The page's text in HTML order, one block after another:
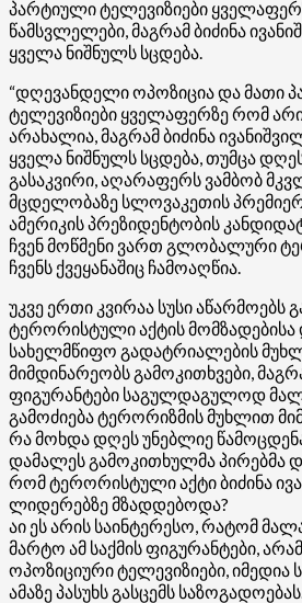
პარტიული ტელევიზიები
წამსვლელები, მაგრამ ბიძინა
ყველა ნიშნულს სცდება.
“დღევანდელი ოპოზიცია და მათი
ტელევიზიები ყველაფერზე რომ
არახალია, მაგრამ ბიძინა
ყველა ნიშნულს სცდება, თუმცა
გასაკვირი, აღარაფერს ვამბობ
მცდელობაზე სლოვაკეთის
ამერიკის პრეზიდენტობის
ჩვენ მოწმენი ვართ გლობალური
ჩვენს ქვეყანაშიც ჩამოაღწია.
უკვე ერთი კვირაა სუსი აწარმოებს
ტერორისტული აქტის
სახელმწიფო გადატრიალების
მიმდინარეობს გამოკითხვები,
ფიგურანტები საგულდაგულოდ
გამოძიება ტერორიზმის მუხლით
რა მოხდა დღეს უნებლიე
დამალეს გამოკითხულმა პირებმა
რომ ტერორისტული აქტი ბიძინა
ლიდერებზე მზადდებოდა?
აი ეს არის საინტერესო, რატომ
მარტო ამ საქმის ფიგურანტები,
ოპოზიციური ტელევიზიები, იმედია
ამაზე პასუხს გასცემს